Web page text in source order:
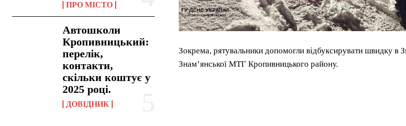
ПРО МІСТО
Автошколи
Кропивницький:
перелік,
контакти,
скільки коштує у
2025 році.
ДОВІДНИК
Зокрема, рятувальники допомогли відбуксирувати швидку в
Знам’янської МТГ Кропивницького району.